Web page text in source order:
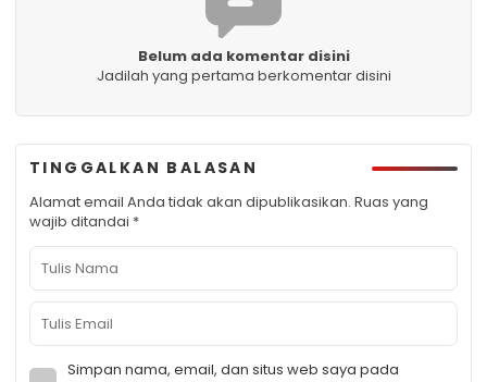
Belum ada komentar disini
Jadilah yang pertama berkomentar disini
TINGGALKAN BALASAN
Alamat email Anda tidak akan dipublikasikan. Ruas yang
wajib ditandai *
Simpan nama, email, dan situs web saya pada